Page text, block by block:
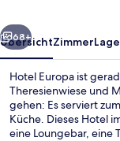
Weiter
68+
ÜbersichtZimmerLage
Hotel Europa ist
Theresienwiese und
gehen: Es serviert
Küche. Dieses Hotel
eine Loungebar, eine